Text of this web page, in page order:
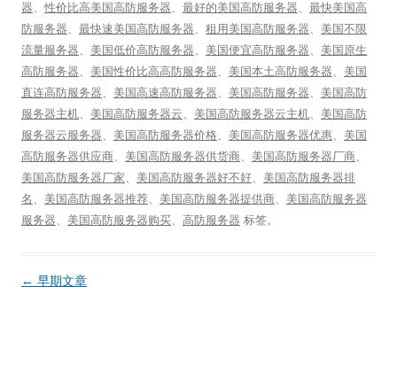
器、 性价比高美国高防服务器、 最好的美国高防服务器、 最快美国高
防服务器、 最快速美国高防服务器、 租用美国高防服务器、 美国不限
流量服务器、 美国低价高防服务器、 美国便宜高防服务器、 美国原生
高防服务器、 美国性价比高高防服务器、 美国本土高防服务器、 美国
直连高防服务器、 美国高速高防服务器、 美国高防服务器、 美国高防
服务器主机、 美国高防服务器云、 美国高防服务器云主机、 美国高防
服务器云服务器、 美国高防服务器价格、 美国高防服务器优惠、 美国
高防服务器供应商、 美国高防服务器供货商、 美国高防服务器厂商、
美国高防服务器厂家、 美国高防服务器好不好、 美国高防服务器排
名 、 美国高防服务器推荐、 美国高防服务器提供商、 美国高防服务器
服务器、 美国高防服务器购买、 高防服务器 标签。
文
← 早期文章